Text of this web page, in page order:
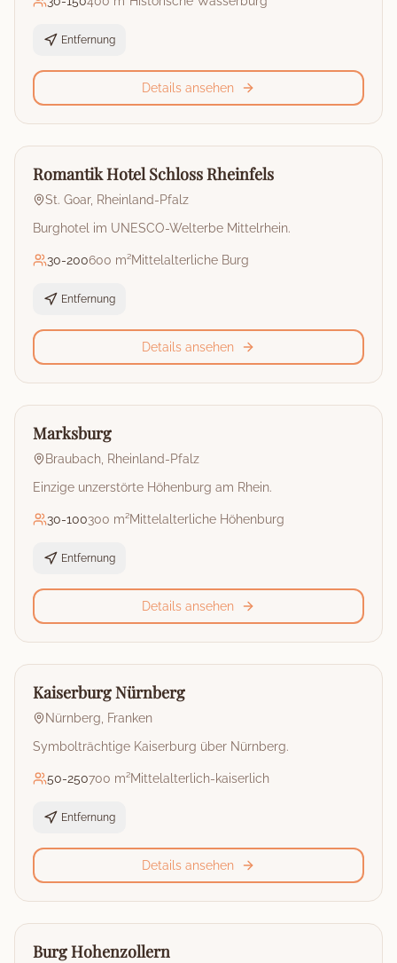
Entfernung
Details ansehen
🏰
Burg
Romantik Hotel Schloss Rheinfels
St. Goar, Rheinland-Pfalz
Burghotel im UNESCO-Welterbe Mittelrhein.
30-200600 m²Mittelalterliche Burg
Entfernung
Details ansehen
🏰
Burg
Marksburg
Braubach Rheinland-Pfalz
Einzige unzerstörte Höhenburg am Rhein.
30-100300 m²Mittelalterliche Höhenburg
Entfernung
Details ansehen
🏰
Burg
Kaiserburg Nürnberg
Nürnberg
Franken
Symbolträchtige Kaiserburg über Nürnberg.
50-250700 m²Mittelalterlich-kaiserlich
Entfernung
Details ansehen
🏰
Burg
Burg Hohenzollern